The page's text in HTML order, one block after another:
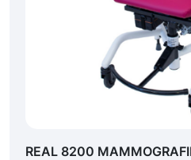
REAL 8200